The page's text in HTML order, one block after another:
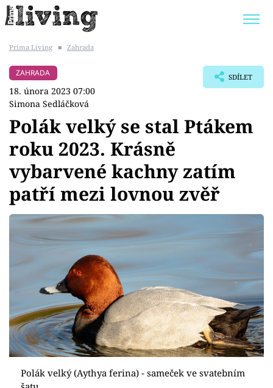
BYDLENÍ SLAVNÝCH
Témata
Bydlení
Zahrada
Design
Sledujte prima+
Přihlášení
Sledujte nás
Prima Living ■ Zahrada
ZAHRADA
18. února 2023 07:00
Simona Sedláčková
SDÍLET
Polák velký se stal Ptákem
roku 2023. Krásně
vybarvené kachny zatím
patří mezi lovnou zvěř
Polák velký (Aythya ferina) - sameček ve svatebním